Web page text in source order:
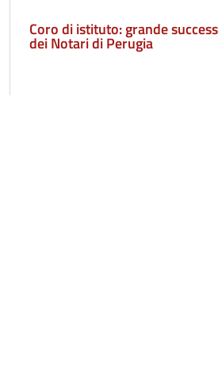
Coro di istituto: grande
dei Notari di Perugia